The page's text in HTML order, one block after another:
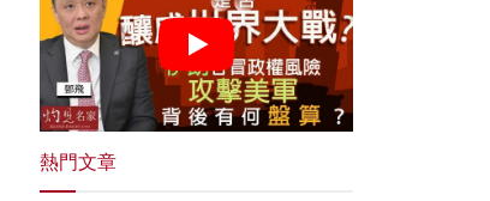
熱門文章